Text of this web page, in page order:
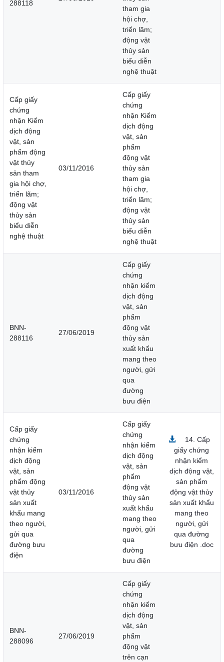
288118
tham gia
hội chợ,
triển lãm;
động vật
thủy sản
biểu diễn
nghệ thuật
Cấp giấy
chứng
nhận Kiểm
dịch động
vật, sản
phẩm động
vật thủy
sản tham
gia hội chợ,
triển lãm;
động vật
thủy sản
biểu diễn
nghệ thuật
03/11/2016
Cấp giấy
chứng
nhận Kiểm
dịch động
vật, sản
phẩm
động vật
thủy sản
tham gia
hội chợ,
triển lãm;
động vật
thủy sản
biểu diễn
nghệ thuật
BNN-
288116
27/06/2019
Cấp giấy
chứng
nhận kiểm
dịch động
vật, sản
phẩm
động vật
thủy sản
xuất khẩu
mang theo
người, gửi
qua
đường
bưu điện
Cấp giấy
chứng
nhận kiểm
dịch động
vật, sản
phẩm động
vật thủy
sản xuất
khẩu mang
theo người,
gửi qua
đường bưu
điện
03/11/2016
Cấp giấy
chứng
nhận kiểm
dịch động
vật, sản
phẩm
động vật
thủy sản
xuất khẩu
mang theo
người, gửi
qua
đường
bưu điện
14. Cấp
giấy chứng
nhận kiểm
dịch động vật,
sản phẩm
động vật thủy
sản xuất khẩu
mang theo
người, gửi
qua đường
bưu điện .doc
BNN-
288096
27/06/2019
Cấp giấy
chứng
nhận kiểm
dịch động
vật, sản
phẩm
động vật
trên cạn